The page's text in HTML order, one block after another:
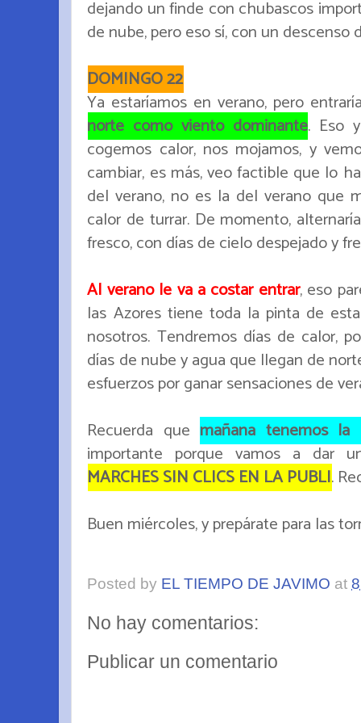
dejando un finde con chubascos
de nube, pero eso sí, con un descenso
DOMINGO 22
Ya estaríamos en verano, pero
norte como viento dominante. Eso
cogemos calor, nos mojamos, y
cambiar, es más, veo factible que lo
del verano, no es la del verano que
calor de turrar. De momento,
fresco, con días de cielo despejado y
Al verano le va a costar entrar, eso
las Azores tiene toda la pinta de
nosotros. Tendremos días de calor,
días de nube y agua que llegan de
esfuerzos por ganar sensaciones de
Recuerda que mañana tenemos la
importante porque vamos a dar
MARCHES SIN CLICS EN LA PUBLI.
Buen miércoles, y prepárate para las
Posted by EL TIEMPO DE JAVIMO at
No hay comentarios:
Publicar un comentario